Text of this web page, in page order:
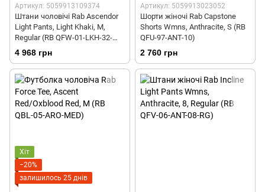
Артикул: 5059913109374
Штани чоловічі Rab Ascendor
Light Pants, Light Khaki, M,
Regular (RB QFW-01-LKH-32-
RG)
4 968 грн
Артикул: 5059913023052
Шорти жіночі Rab Capstone
Shorts Wmns, Anthracite, S (RB
QFU-97-ANT-10)
2 760 грн
Хіт
−20%
залишилось 25 днів